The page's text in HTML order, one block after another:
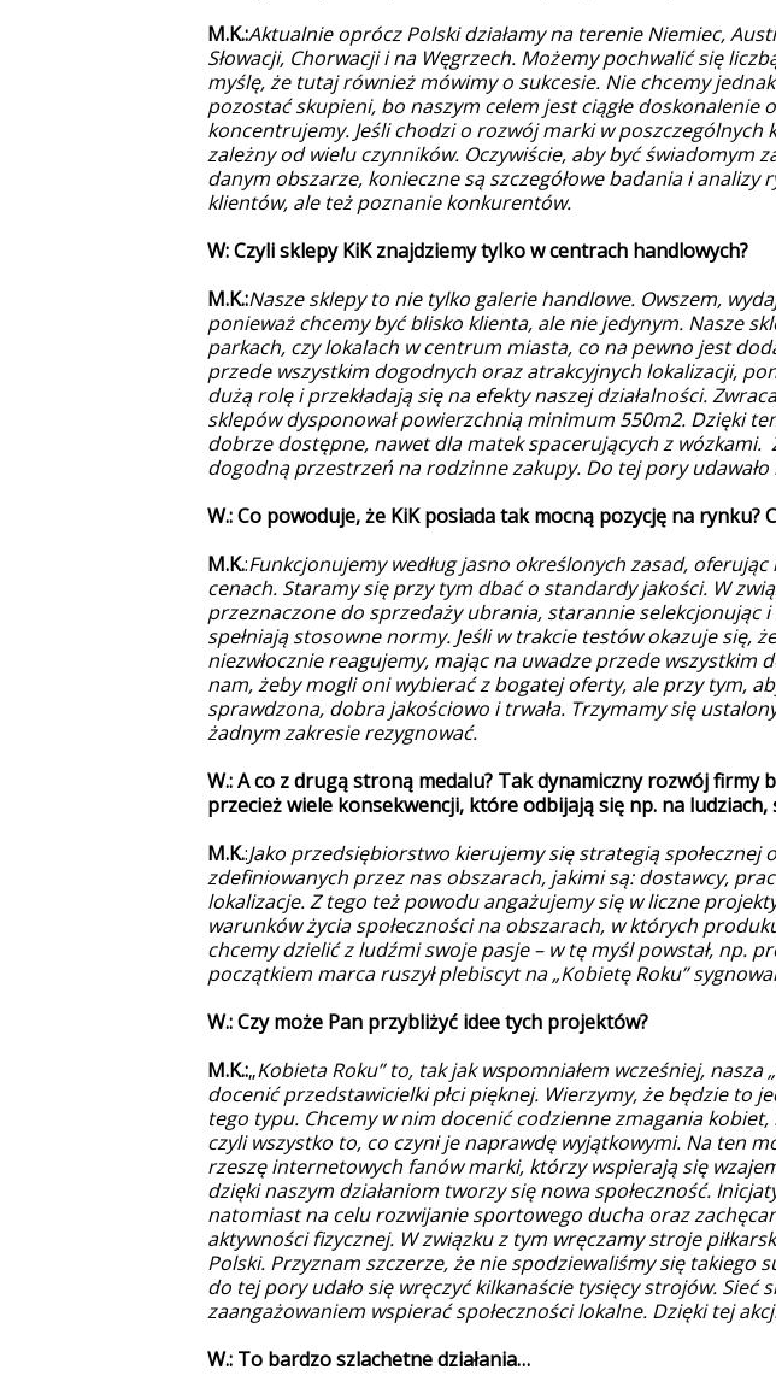
M.K.:Aktualnie oprócz Polski działamy na terenie Niemiec,
Słowacji, Chorwacji i na Węgrzech. Możemy pochwalić się
myślę, że tutaj również mówimy o sukcesie. Nie chcemy
pozostać skupieni, bo naszym celem jest ciągłe doskonalenie
koncentrujemy. Jeśli chodzi o rozwój marki w
zależny od wielu czynników. Oczywiście, aby być świadomym
danym obszarze, konieczne są szczegółowe badania i
klientów, ale też poznanie konkurentów.
W: Czyli sklepy KiK znajdziemy tylko w centrach handlowych?
M.K.:Nasze sklepy to nie tylko galerie handlowe. Owszem,
ponieważ chcemy być blisko klienta, ale nie jedynym. Nasze
parkach, czy lokalach w centrum miasta, co na pewno jest
przede wszystkim dogodnych oraz atrakcyjnych lokalizacji,
dużą rolę i przekładają się na efekty naszej działalności.
sklepów dysponował powierzchnią minimum 550m2. Dzięki
dobrze dostępne, nawet dla matek spacerujących z wózkami.
dogodną przestrzeń na rodzinne zakupy. Do tej pory
W.: Co powoduje, że KiK posiada tak mocną pozycję na rynku?
M.K.:Funkcjonujemy według jasno określonych zasad,
cenach. Staramy się przy tym dbać o standardy jakości. W
przeznaczone do sprzedaży ubrania, starannie selekcjonując
spełniają stosowne normy. Jeśli w trakcie testów okazuje się,
niezwłocznie reagujemy, mając na uwadze przede wszystkim
nam, żeby mogli oni wybierać z bogatej oferty, ale przy tym,
sprawdzona, dobra jakościowo i trwała. Trzymamy się
żadnym zakresie rezygnować.
W.: A co z drugą stroną medalu? Tak dynamiczny rozwój firmy
przecież wiele konsekwencji, które odbijają się np. na
M.K.:Jako przedsiębiorstwo kierujemy się strategią społecznej
zdefiniowanych przez nas obszarach, jakimi są: dostawcy,
lokalizacje. Z tego też powodu angażujemy się w liczne
warunków życia społeczności na obszarach, w których
chcemy dzielić z ludźmi swoje pasje – w tę myśl powstał, np.
początkiem marca ruszył plebiscyt na „Kobietę Roku”
W.: Czy może Pan przybliżyć idee tych projektów?
M.K.:„Kobieta Roku” to, tak jak wspomniałem wcześniej, nasza
docenić przedstawicielki płci pięknej. Wierzymy, że będzie to
tego typu. Chcemy w nim docenić codzienne zmagania
czyli wszystko to, co czyni je naprawdę wyjątkowymi. Na ten
rzeszę internetowych fanów marki, którzy wspierają się
dzięki naszym działaniom tworzy się nowa społeczność.
natomiast na celu rozwijanie sportowego ducha oraz
aktywności fizycznej. W związku z tym wręczamy stroje
Polski. Przyznam szczerze, że nie spodziewaliśmy się takiego
do tej pory udało się wręczyć kilkanaście tysięcy strojów. Sieć
zaangażowaniem wspierać społeczności lokalne. Dzięki tej
W.: To bardzo szlachetne działania…